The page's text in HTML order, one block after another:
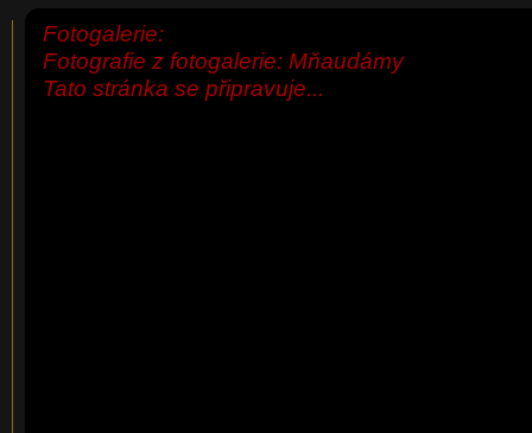
Fotogalerie:
Fotografie z fotogalerie: Mňaudámy
Tato stránka se připravuje...